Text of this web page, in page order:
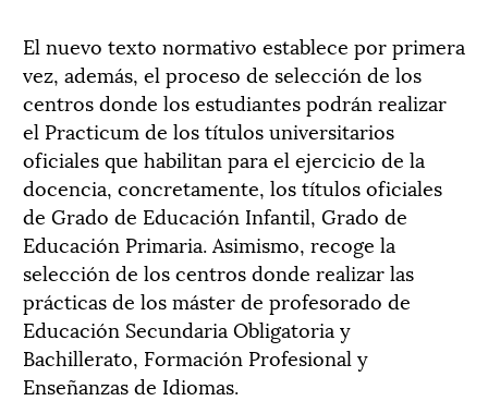
El nuevo texto normativo establece por primera
vez, además, el proceso de selección de los
centros donde los estudiantes podrán realizar
el Practicum de los títulos universitarios
oficiales que habilitan para el ejercicio de la
docencia, concretamente, los títulos oficiales
de Grado de Educación Infantil, Grado de
Educación Primaria. Asimismo, recoge la
selección de los centros donde realizar las
prácticas de los máster de profesorado de
Educación Secundaria Obligatoria y
Bachillerato, Formación Profesional y
Enseñanzas de Idiomas.